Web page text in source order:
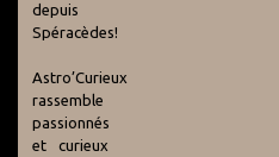
depuis
Spéracèdes!
Astro’Curieux
rassemble
passionnés
et curieux